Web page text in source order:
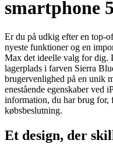
smartphone
Er du på udkig efter en top-
nyeste funktioner og en
Max det ideelle valg for dig.
lagerplads i farven Sierra
brugervenlighed på en unik
enestående egenskaber ved
information, du har brug
købsbeslutning.
Et design, der